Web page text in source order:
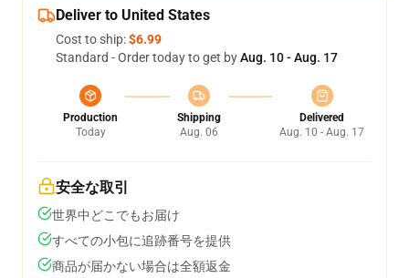
Deliver to United States
Cost to ship:$6.99
Standard - Order today to get byAug. 10 - Aug. 17
Production
Today
Shipping
Aug. 06
Delivered
Aug. 10 - Aug. 17
安全な取引
世界中どこでもお届け
すべての小包に追跡番号を提供
商品が届かない場合は全額返金